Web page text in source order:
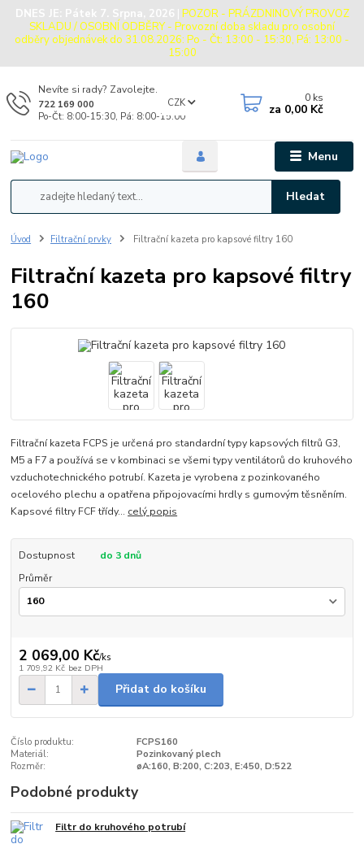
DNES JE: Pátek 7. Srpna, 2026 | POZOR - PRÁZDNINOVÝ PROVOZ
SKLADU / OSOBNÍ ODBĚRY - Provozní doba skladu pro osobní
odběry objednávek do 31.08.2026: Po - Čt: 13:00 - 15:30, Pá: 13:00 -
15:00
Menu
CZK
Hledat
Nevíte si rady? Zavolejte.
722 169 000
Po-Čt: 8:00-15:30, Pá: 8:00-15:00
0 ks
za 0,00 Kč
Úvod Filtrační prvky Filtrační kazeta pro kapsové filtry 160
Filtrační kazeta pro kapsové filtry
160
Filtrační kazeta FCPS je určená pro standardní typy kapsových filtrů G3,
M5 a F7 a používá se v kombinaci se všemi typy ventilátorů do kruhového
vzduchotechnického potrubí. Kazeta je vyrobena z pozinkovaného
ocelového plechu a opatřena připojovacími hrdly s gumovým těsněním.
Kapsové filtry FCF třídy... celý popis
Dostupnost
do 3 dnů
Průměr
2 069,00 Kč/ks
1 709,92 Kč bez DPH
Přidat do košíku
Číslo produktu:
FCPS160
Materiál:
Pozinkovaný plech
Rozměr:
øA:160, B:200, C:203, E:450, D:522
Podobné produkty
Filtr do kruhového potrubí